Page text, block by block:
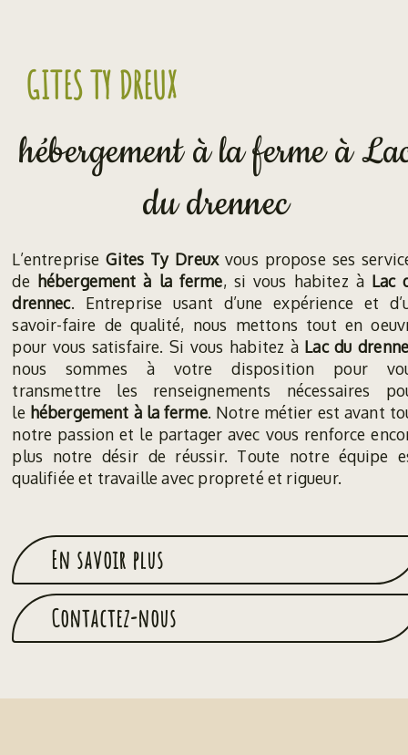
GITES TY DREUX
hébergement à la ferme à
du drennec
L’entrepriseGites Ty Dreuxvous propose ses
de hébergement à la ferme, si vous habitez à Lac
drennec. Entreprise usant d’une expérience et
savoir-faire de qualité, nous mettons tout en
pour vous satisfaire. Si vous habitez à Lac du
nous sommes à votre disposition pour
transmettre les renseignements nécessaires
le hébergement à la ferme. Notre métier est avant
notre passion et le partager avec vous renforce
plus notre désir de réussir. Toute notre équipe
qualifiée et travaille avec propreté et rigueur.
En savoir plus
Contactez-nous